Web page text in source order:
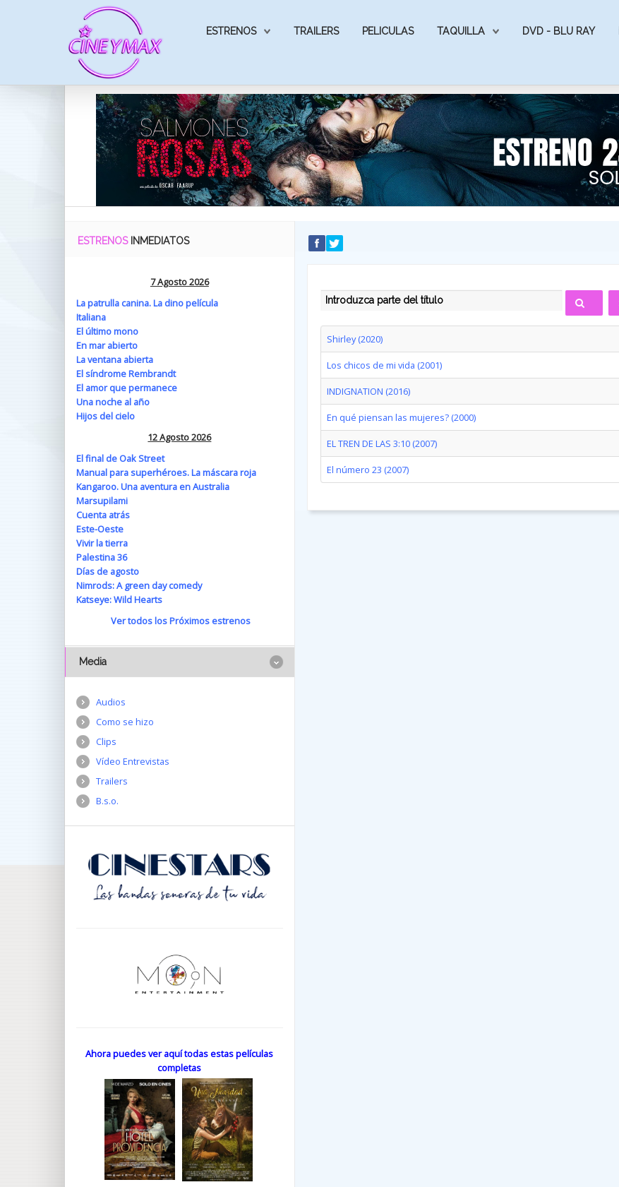
ESTRENOS TRAILERS PELICULAS TAQUILLA DVD - BLU RAY
INTRODUZCA PARTE DEL TÍTULO
Shirley (2020)
Los chicos de mi vida (2001)
INDIGNATION (2016)
En qué piensan las mujeres? (2000)
EL TREN DE LAS 3:10 (2007)
El número 23 (2007)
ESTRENOS INMEDIATOS
7 Agosto 2026
La patrulla canina. La dino película
Italiana
El último mono
En mar abierto
La ventana abierta
El síndrome Rembrandt
El amor que permanece
Una noche al año
Hijos del cielo
12 Agosto 2026
El final de Oak Street
Manual para superhéroes. La máscara roja
Kangaroo. Una aventura en Australia
Marsupilami
Cuenta atrás
Este-Oeste
Vivir la tierra
Palestina 36
Días de agosto
Nimrods: A green day comedy
Katseye: Wild Hearts
Ver todos los Próximos estrenos
Media
Audios
Como se hizo
Clips
Vídeo Entrevistas
Trailers
B.s.o.
Ahora puedes ver aquí todas estas películas
completas